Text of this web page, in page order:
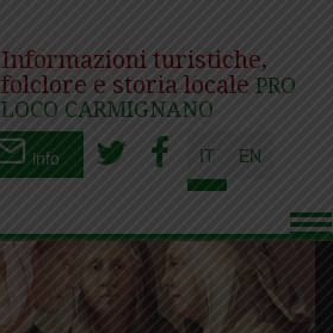
Informazioni turistiche,
folclore e storia locale PRO
LOCO CARMIGNANO
info IT EN